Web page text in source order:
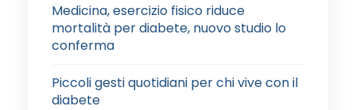
Medicina, esercizio fisico riduce
mortalità per diabete, nuovo studio lo
conferma
Piccoli gesti quotidiani per chi vive con il
diabete